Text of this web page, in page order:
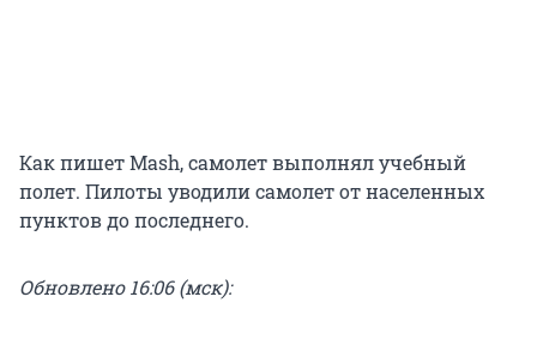
Как пишет Mash, самолет выполнял учебный
полет. Пилоты уводили самолет от населенных
пунктов до последнего.
Обновлено 16:06 (мск):